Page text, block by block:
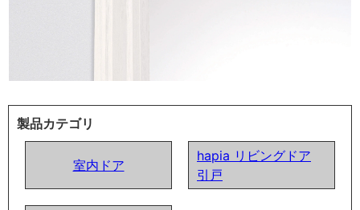
製品カテゴリ
室内ドア
hapia リビングドア
引戸